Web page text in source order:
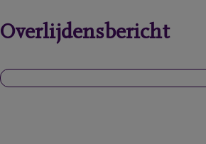
Overlijdensbericht